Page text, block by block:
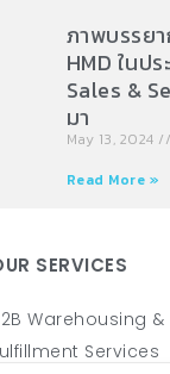
ภาพบรรย
HMD ในป
Sales &
มา
May 13, 2024
Read More »
SERVICES
Warehousing &
Services